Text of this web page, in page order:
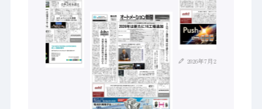
2026年7月21日